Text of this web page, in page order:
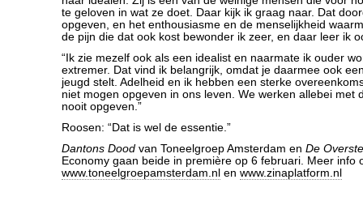
te geloven in wat ze doet. Daar kijk ik graag naar. Dat
opgeven, en het enthousiasme en de menselijkheid
de pijn die dat ook kost bewonder ik zeer, en daar leer ik
“Ik zie mezelf ook als een idealist en naarmate ik ouder
extremer. Dat vind ik belangrijk, omdat je daarmee ook
jeugd stelt. Adelheid en ik hebben een sterke
niet mogen opgeven in ons leven. We werken allebei met
nooit opgeven.”
Roosen: “Dat is wel de essentie.”
Dantons Dood van Toneelgroep Amsterdam en De
Economy gaan beide in première op 6 februari. Meer info
www.toneelgroepamsterdam.nl en www.zinaplatform.nl